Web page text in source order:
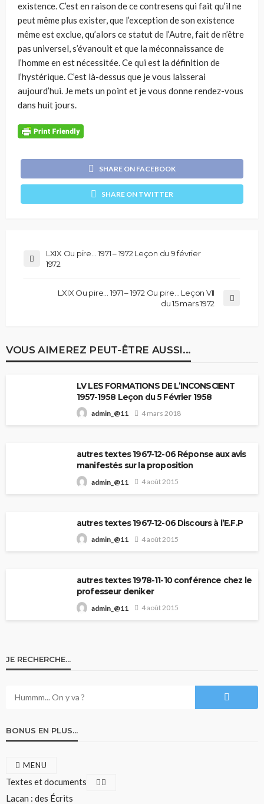
existence. C’est en raison de ce contresens qui fait qu’il ne
peut même plus exister, que l’exception de son existence
même est exclue, qu’alors ce statut de l’Autre, fait de n’être
pas universel, s’évanouit et que la méconnaissance de
l’homme en est nécessitée. Ce qui est la définition de
l’hystérique. C’est là-dessus que je vous laisserai
aujourd’hui. Je mets un point et je vous donne rendez-vous
dans huit jours.
SHARE ON FACEBOOK
SHARE ON TWITTER
LXIX Ou pire… 1971 – 1972 Leçon du 9 février
1972
LXIX Ou pire… 1971 – 1972 Ou pire… Leçon VII
du 15 mars 1972
VOUS AIMEREZ PEUT-ÊTRE AUSSI...
LV LES FORMATIONS DE L’INCONSCIENT
1957-1958 Leçon du 5 Février 1958
admin_@11 4 mars 2018
autres textes 1967-12-06 Réponse aux avis
manifestés sur la proposition
admin_@11 4 août 2015
autres textes 1967-12-06 Discours à l’E.F.P
admin_@11 4 août 2015
autres textes 1978-11-10 conférence chez le
professeur deniker
admin_@11 4 août 2015
JE RECHERCHE…
BONUS EN PLUS…
MENU
Textes et documents
Lacan : des Écrits